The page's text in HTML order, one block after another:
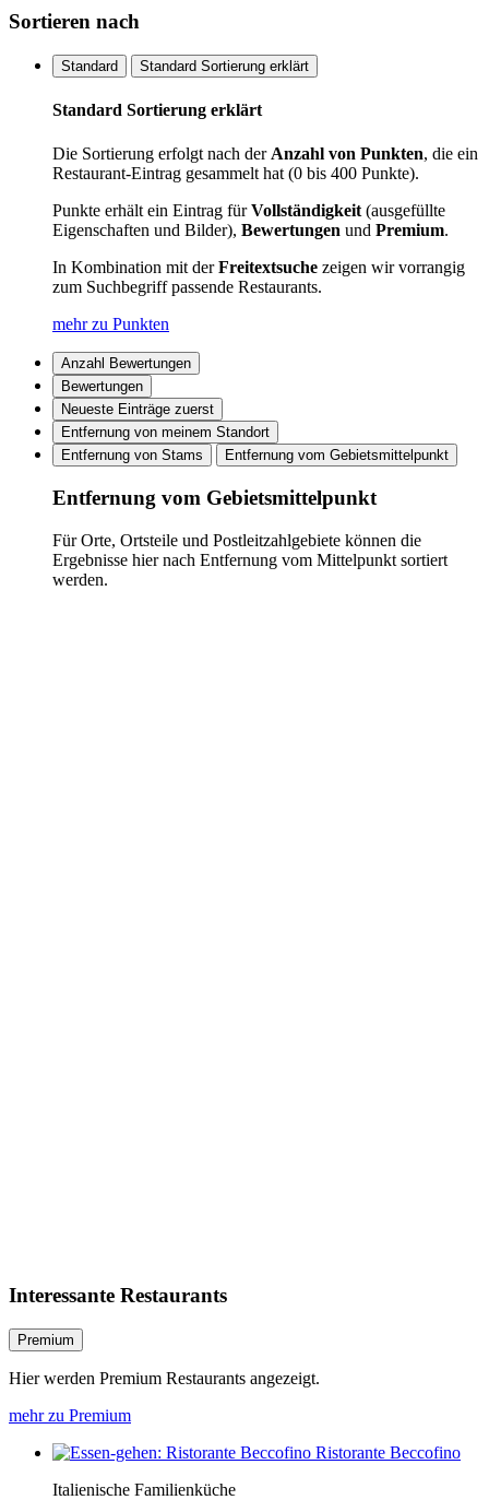
Sortieren nach
Standard Standard Sortierung erklärt
Standard Sortierung erklärt
Die Sortierung erfolgt nach der Anzahl von Punkten, die ein
Restaurant-Eintrag gesammelt hat (0 bis 400 Punkte).
Punkte erhält ein Eintrag fürVollständigkeit (ausgefüllte
Eigenschaften und Bilder), Bewertungen und Premium.
In Kombination mit derFreitextsuche zeigen wir vorrangig
zum Suchbegriff passende Restaurants.
mehr zu Punkten
Anzahl Bewertungen
Bewertungen
Neueste Einträge zuerst
Entfernung von meinem Standort
Entfernung von Stams
Entfernung vom Gebietsmittelpunkt
Entfernung vom Gebietsmittelpunkt
Für Orte, Ortsteile und Postleitzahlgebiete können die
Ergebnisse hier nach Entfernung vom Mittelpunkt sortiert
werden.
Interessante Restaurants
Premium
Hier werden Premium Restaurants angezeigt.
mehr zu Premium
Ristorante Beccofino
Italienische Familienküche